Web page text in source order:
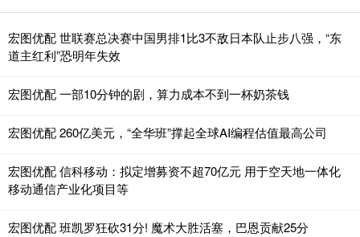
宏图优配 世联赛总决赛中国男排1比3不敌日本队止步八强，“东
道主红利”恐明年失效
宏图优配 一部10分钟的剧，算力成本不到一杯奶茶钱
宏图优配 260亿美元，“全华班”撑起全球AI编程估值最高公司
宏图优配 信科移动：拟定增募资不超70亿元 用于空天地一体化
移动通信产业化项目等
宏图优配 班凯罗狂砍31分! 魔术大胜活塞，巴恩贡献25分